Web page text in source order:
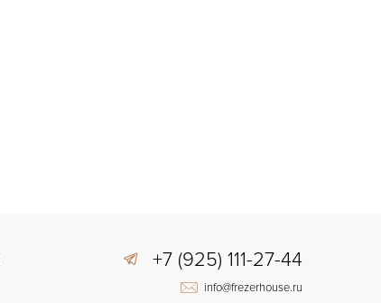
+7 (925) 111-27-44
info@frezerhouse.ru